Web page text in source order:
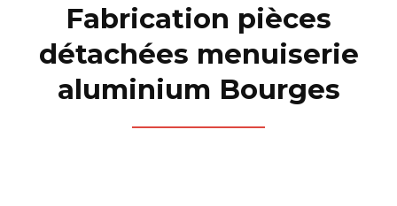
Fabrication pièces
détachées menuiserie
aluminium Bourges